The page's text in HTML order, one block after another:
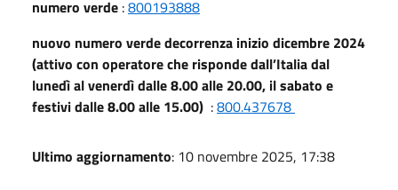
numero verde :800193888
nuovo numero verde decorrenza inizio dicembre 2024
(attivo con operatore che risponde dall’Italia dal
lunedì al venerdì dalle 8.00 alle 20.00, il sabato e
festivi dalle 8.00 alle 15.00) :800.437678
Ultimo aggiornamento: 10 novembre 2025, 17:38